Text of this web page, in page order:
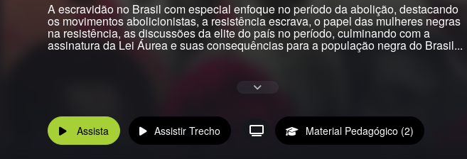
A escravidão no Brasil com especial enfoque no período da abolição, destacando
os movimentos abolicionistas, a resistência escrava, o papel das mulheres negras
na resistência, as discussões da elite do país no período, culminando com a
assinatura da Lei Áurea e suas consequências para a população negra do Brasil...
Assista Assistir Trecho Material Pedagógico (2)